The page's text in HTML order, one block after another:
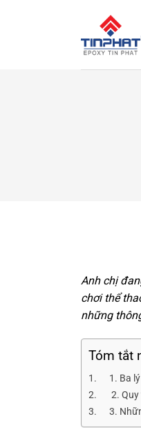
Anh chị
chơi thể
những
Tóm tắt
1. Ba lý
2. Quy
3.